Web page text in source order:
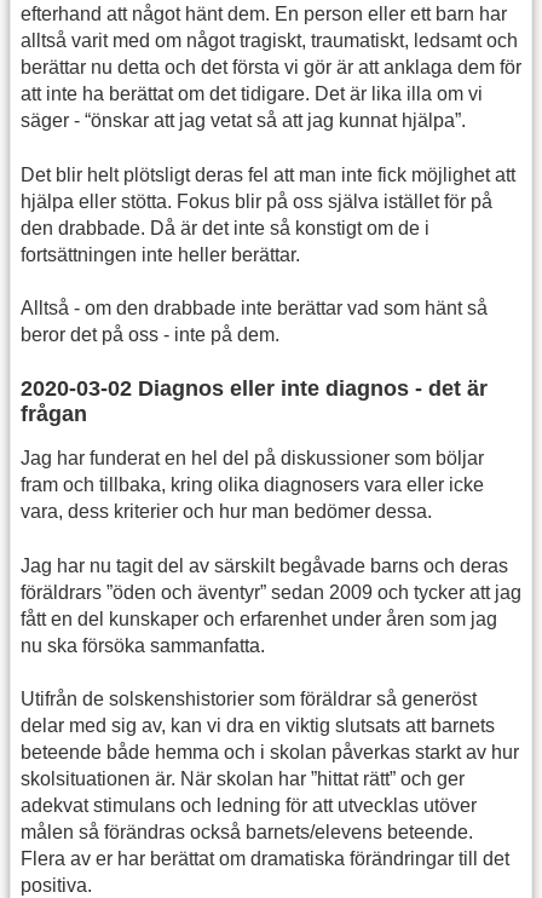
efterhand att något hänt dem. En person eller ett barn har
alltså varit med om något tragiskt, traumatiskt, ledsamt och
berättar nu detta och det första vi gör är att anklaga dem för
att inte ha berättat om det tidigare. Det är lika illa om vi
säger - “önskar att jag vetat så att jag kunnat hjälpa”.
Det blir helt plötsligt deras fel att man inte fick möjlighet att
hjälpa eller stötta. Fokus blir på oss själva istället för på
den drabbade. Då är det inte så konstigt om de i
fortsättningen inte heller berättar.
Alltså - om den drabbade inte berättar vad som hänt så
beror det på oss - inte på dem.
2020-03-02 Diagnos eller inte diagnos - det är
frågan
Jag har funderat en hel del på diskussioner som böljar
fram och tillbaka, kring olika diagnosers vara eller icke
vara, dess kriterier och hur man bedömer dessa.
Jag har nu tagit del av särskilt begåvade barns och deras
föräldrars ”öden och äventyr” sedan 2009 och tycker att jag
fått en del kunskaper och erfarenhet under åren som jag
nu ska försöka sammanfatta.
Utifrån de solskenshistorier som föräldrar så generöst
delar med sig av, kan vi dra en viktig slutsats att barnets
beteende både hemma och i skolan påverkas starkt av hur
skolsituationen är. När skolan har ”hittat rätt” och ger
adekvat stimulans och ledning för att utvecklas utöver
målen så förändras också barnets/elevens beteende.
Flera av er har berättat om dramatiska förändringar till det
positiva.